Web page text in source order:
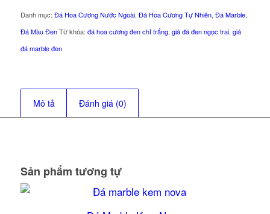
Danh mục: Đá Hoa Cương Nước Ngoài, Đá Hoa Cương Tự Nhiên, Đá Marble,
Đá Màu Đen Từ khóa: đá hoa cương đen chỉ trắng, giá đá đen ngọc trai, giá
đá marble đen
Mô tả Đánh giá (0)
Sản phẩm tương tự